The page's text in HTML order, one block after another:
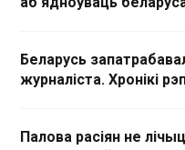
Беларусь
журналіста. Хронікі
Палова расіян не